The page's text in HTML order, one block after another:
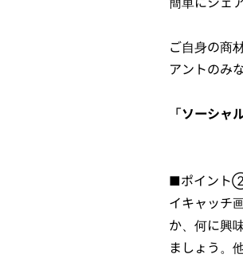
ご自身の商
アントのみ
「ソーシャ
■ポイント②
イキャッチ
か、何に興
ましょう。